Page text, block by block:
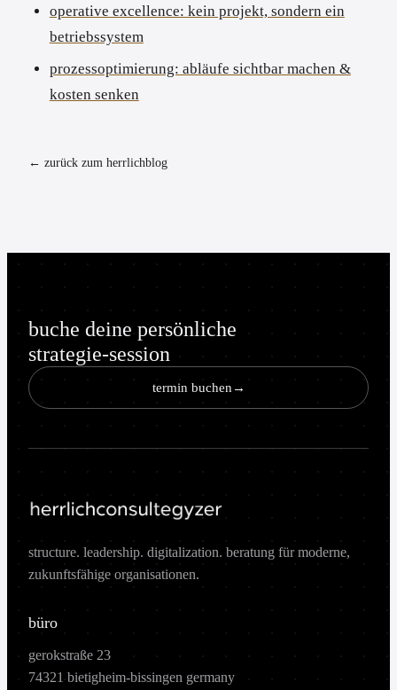
operative excellence: kein projekt, sondern ein
betriebssystem
prozessoptimierung: abläufe sichtbar machen &
kosten senken
← zurück zum herrlichblog
buche deine persönliche
strategie-session
termin buchen →
structure. leadership. digitalization. beratung für moderne,
zukunftsfähige organisationen.
büro
gerokstraße 23
74321 bietigheim-bissingen germany